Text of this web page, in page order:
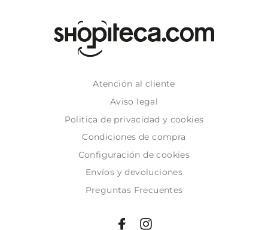
Atención al cliente
Aviso legal
Politica de privacidad y cookies
Condiciones de compra
Configuración de cookies
Envíos y devoluciones
Preguntas Frecuentes